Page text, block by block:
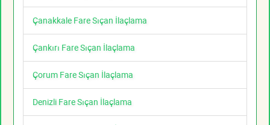
Çanakkale Fare Sıçan İlaçlama
Çankırı Fare Sıçan İlaçlama
Çorum Fare Sıçan İlaçlama
Denizli Fare Sıçan İlaçlama